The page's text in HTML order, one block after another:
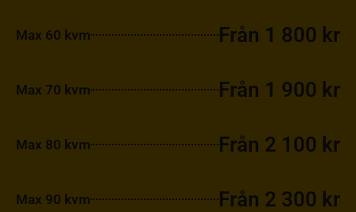
Max 60 kvm Från 1 800 kr
Max 70 kvm Från 1 900 kr
Max 80 kvm Från 2 100 kr
Max 90 kvm Från 2 300 kr